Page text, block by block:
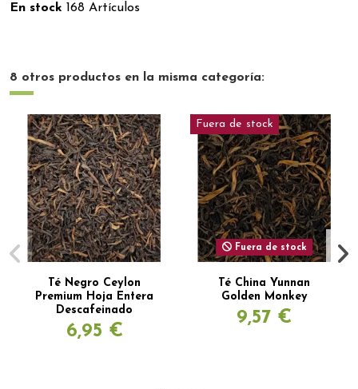
En stock 168 Artículos
8 otros productos en la misma categoría:
Té Negro Ceylon
Premium Hoja Entera
Descafeinado
6,95 €
Fuera de stock
Fuera de stock
Té China Yunnan
Golden Monkey
9,57 €